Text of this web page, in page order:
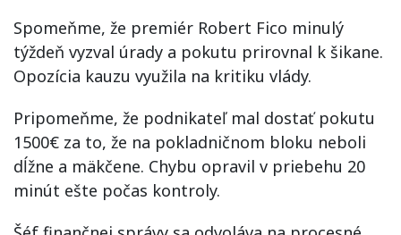
Spomeňme, že premiér Robert Fico minulý
týždeň vyzval úrady a pokutu prirovnal k šikane.
Opozícia kauzu využila na kritiku vlády.
Pripomeňme, že podnikateľ mal dostať pokutu
1500€ za to, že na pokladničnom bloku neboli
dĺžne a mäkčene. Chybu opravil v priebehu 20
minút ešte počas kontroly.